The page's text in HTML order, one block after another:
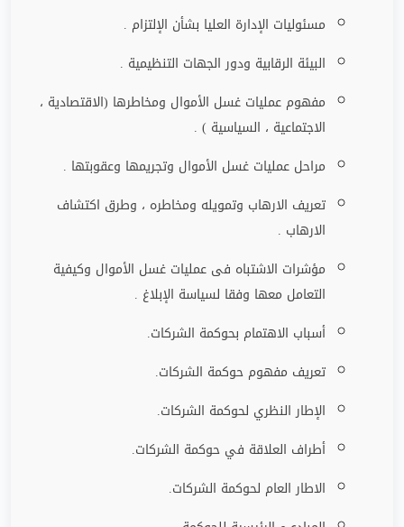
مسئوليات الإدارة العليا بشأن الإلتزام .
البيئة الرقابية ودور الجهات التنظيمية .
مفهوم عمليات غسل الأموال ومخاطرها (الاقتصادية ،
الاجتماعية ، السياسية ) .
مراحل عمليات غسل الأموال وتجريمها وعقوبتها .
تعريف الارهاب وتمويله ومخاطره ، وطرق اكتشاف
الارهاب .
مؤشرات الاشتباه فى عمليات غسل الأموال وكيفية
التعامل معها وفقا لسياسة الإبلاغ .
أسباب الاهتمام بحوكمة الشركات.
تعريف مفهوم حوكمة الشركات.
الإطار النظري لحوكمة الشركات.
أطراف العلاقة في حوكمة الشركات.
الاطار العام لحوكمة الشركات.